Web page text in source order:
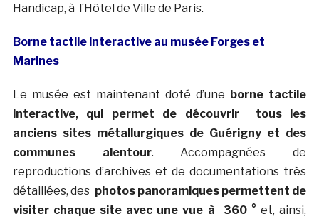
Handicap, à l’Hôtel de Ville de Paris.
Borne tactile interactive au musée Forges et
Marines
Le musée est maintenant doté d’une borne tactile
interactive, qui permet de découvrir tous les
anciens sites métallurgiques de Guérigny et des
communes alentour. Accompagnées de
reproductions d’archives et de documentations très
détaillées, des photos panoramiques permettent de
visiter chaque site avec une vue à 360 ° et, ainsi,